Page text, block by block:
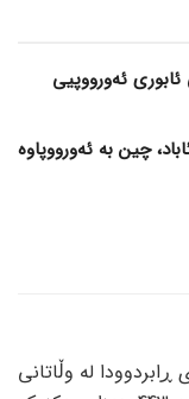
ئابوری ئەورووپیی
چین بە ئەورووپاوە
لە وڵاتانی